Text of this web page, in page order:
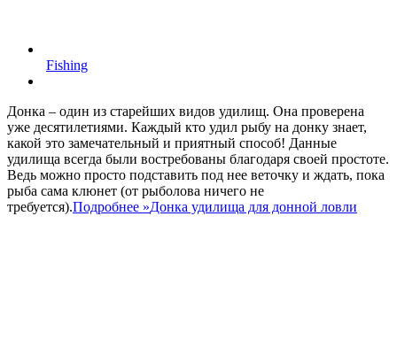
Fishing
Донка – один из старейших видов удилищ. Она проверена
уже десятилетиями. Каждый кто удил рыбу на донку знает,
какой это замечательный и приятный способ! Данные
удилища всегда были востребованы благодаря своей простоте.
Ведь можно просто подставить под нее веточку и ждать, пока
рыба сама клюнет (от рыболова ничего не
требуется).Подробнее »Донка удилища для донной ловли